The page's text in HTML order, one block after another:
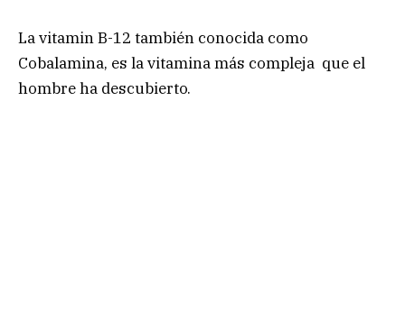
La vitamin B-12 también conocida como
Cobalamina, es la vitamina más compleja que el
hombre ha descubierto.